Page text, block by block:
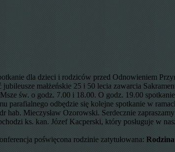
dla dzieci i rodziców przed Odnowieniem
małżeńskie 25 i 50 lecia zawarcia
św. o godz. 7.00 i 18.00. O godz. 19.00
parafialnego odbędzie się kolejne spotkanie w
hab. Mieczysław Ozorowski. Serdecznie
ks. kan. Józef Kacperski, który posługuje w
poświęcona rodzinie zatytułowana: